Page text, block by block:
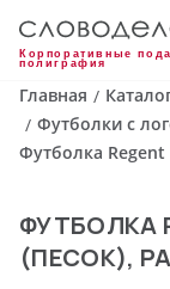
Корпоративные
полиграфия
Главная /
/ Футболки с
Футболка Regent
ФУТБОЛКА
(ПЕСОК),